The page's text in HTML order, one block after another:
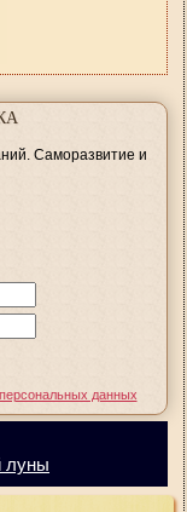
Саморазвитие и
данных
луны